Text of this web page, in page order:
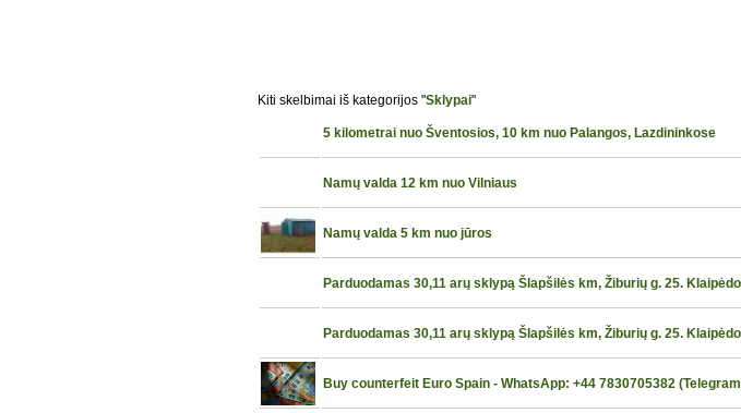
Kiti skelbimai iš kategorijos "Sklypai"
5 kilometrai nuo Šventosios, 10 km nuo Palangos, Lazdininkose
Namų valda 12 km nuo Vilniaus
Namų valda 5 km nuo jūros
Parduodamas 30,11 arų sklypą Šlapšilės km, Žiburių g. 25.
Parduodamas 30,11 arų sklypą Šlapšilės km, Žiburių g. 25.
Buy counterfeit Euro Spain - WhatsApp: +44 7830705382